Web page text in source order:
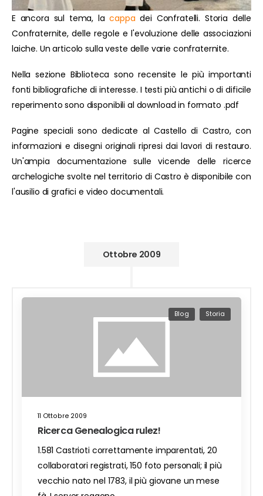
E ancora sul tema, lacappa dei Confratelli. Storia delle
Confraternite, delle regole e l'evoluzione delle associazioni
laiche. Un articolo sulla veste delle varie confraternite.
Nella sezione Biblioteca sono recensite le più importanti
fonti bibliografiche di interesse. I testi più antichi o di dificile
reperimento sono disponibili al download in formato .pdf
Pagine speciali sono dedicate al Castello di Castro, con
informazioni e disegni originali ripresi dai lavori di restauro.
Un'ampia documentazione sulle vicende delle ricerce
archelogiche svolte nel territorio di Castro è disponibile con
l'ausilio di grafici e video documentali.
Ottobre 2009
11 Ottobre 2009
Blog Storia
Ricerca Genealogica rulez!
1.581 Castrioti correttamente imparentati, 20
collaboratori registrati, 150 foto personali; il più
vecchio nato nel 1783, il più giovane un mese